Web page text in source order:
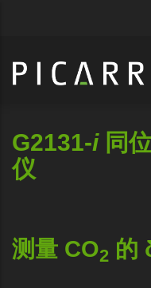
G2131-i同
仪
测量 CO2 的